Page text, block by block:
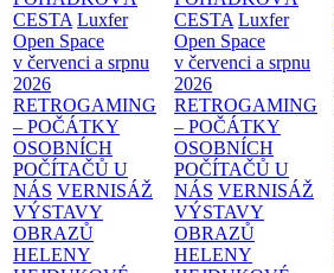
CESTA Luxfer
Open Space
v červenci a srpnu
2026
RETROGAMING
– POČÁTKY
OSOBNÍCH
POČÍTAČŮ U
NÁS VERNISÁŽ
VÝSTAVY
OBRAZŮ
HELENY
CESTA Luxfer
Open Space
v červenci a srpnu
2026
RETROGAMING
– POČÁTKY
OSOBNÍCH
POČÍTAČŮ U
NÁS VERNISÁŽ
VÝSTAVY
OBRAZŮ
HELENY